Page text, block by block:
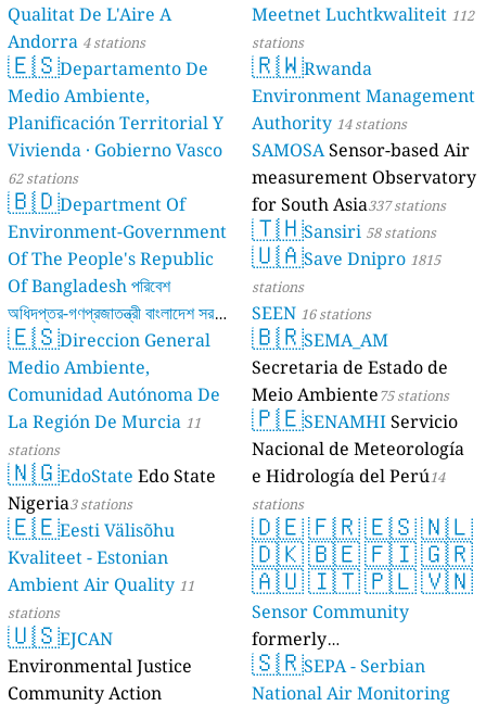
Qualitat De L'Aire A
Andorra 4 stations
🇪🇸Departamento De
Medio Ambiente,
Planificación Territorial Y
Vivienda · Gobierno Vasco
62 stations
🇧🇩Department Of
Environment-Government
Of The People's Republic
Of Bangladesh পরিবেশ
অধিদপ্তর-গণপ্রজাতন্ত্রী বাংলাদেশ সরকার
17 stations
🇪🇸Direccion General
Medio Ambiente,
Comunidad Autónoma De
La Región De Murcia 11
stations
🇳🇬EdoState Edo State
Nigeria3 stations
🇪🇪Eesti Välisõhu
Kvaliteet - Estonian
Ambient Air Quality 11
stations
🇺🇸EJCAN
Environmental Justice
Community Action
Meetnet Luchtkwaliteit 112
stations
🇷🇼Rwanda
Environment Management
Authority 14 stations
SAMOSASensor-based Air
measurement Observatory
for South Asia337 stations
🇹🇭Sansiri 58 stations
🇺🇦Save Dnipro 1815
stations
SEEN 16 stations
🇧🇷SEMA_AM
Secretaria de Estado de
Meio Ambiente75 stations
🇵🇪SENAMHIServicio
Nacional de Meteorología
e Hidrología del Perú14
stations
🇩🇪🇫🇷🇪🇸🇳🇱
🇩🇰🇧🇪🇫🇮🇬🇷
🇦🇺🇮🇹🇵🇱🇻🇳
Sensor Community
formerly
luftdaten.info35814 stations
🇸🇷SEPA - Serbian
National Air Monitoring